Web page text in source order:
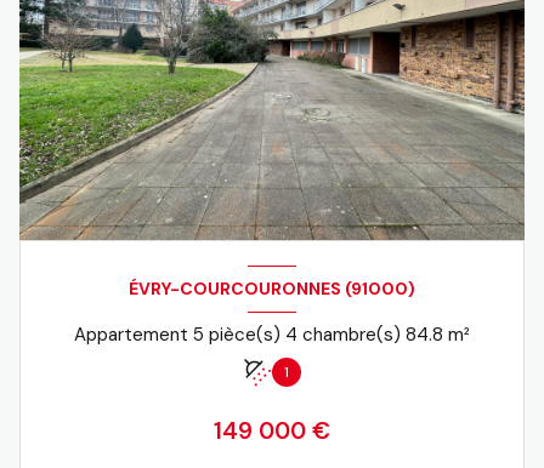
ÉVRY-COURCOURONNES (91000)
Appartement 5 pièce(s) 4 chambre(s) 84.8 m²
1
149 000 €